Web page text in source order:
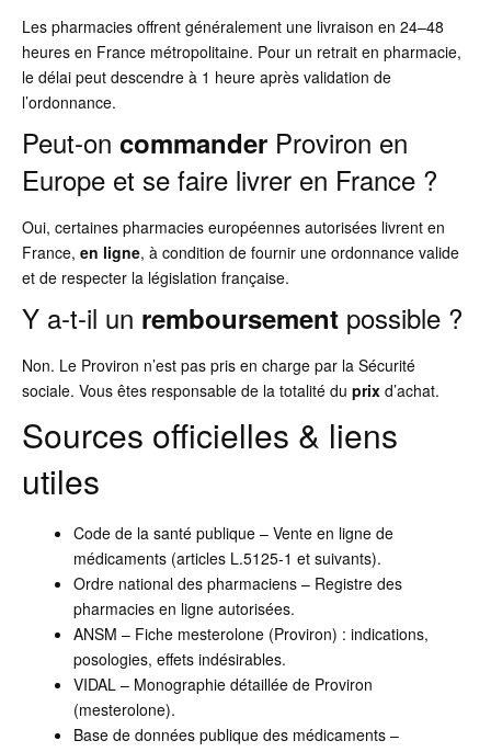
Les pharmacies offrent généralement une livraison en 24–48
heures en France métropolitaine. Pour un retrait en pharmacie,
le délai peut descendre à 1 heure après validation de
l’ordonnance.
Peut-on commander Proviron en
Europe et se faire livrer en France ?
Oui, certaines pharmacies européennes autorisées livrent en
France, en ligne, à condition de fournir une ordonnance valide
et de respecter la législation française.
Y a-t-il un remboursement possible ?
Non. Le Proviron n’est pas pris en charge par la Sécurité
sociale. Vous êtes responsable de la totalité du prix d’achat.
Sources officielles & liens
utiles
Code de la santé publique – Vente en ligne de
médicaments (articles L.5125-1 et suivants).
Ordre national des pharmaciens – Registre des
pharmacies en ligne autorisées.
ANSM – Fiche mesterolone (Proviron) : indications,
posologies, effets indésirables.
VIDAL – Monographie détaillée de Proviron
(mesterolone).
Base de données publique des médicaments –